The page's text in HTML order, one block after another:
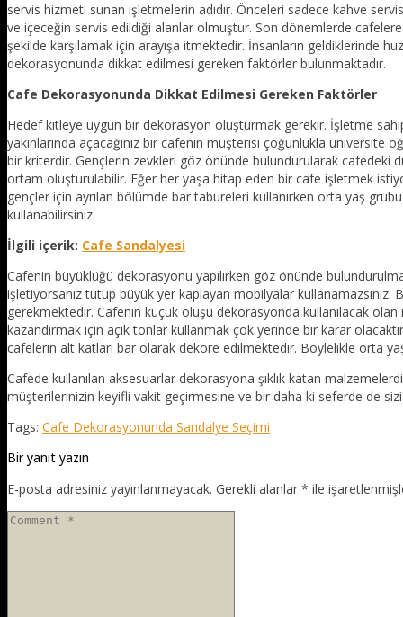
servis hizmeti sunan işletmelerin adıdır. Önceleri sadece kahve
ve içeceğin servis edildiği alanlar olmuştur. Son dönemlerde
şekilde karşılamak için arayışa itmektedir. İnsanların geldiklerinde
dekorasyonunda dikkat edilmesi gereken faktörler bulunmaktadır.
Cafe Dekorasyonunda Dikkat Edilmesi Gereken Faktörler
Hedef kitleye uygun bir dekorasyon oluşturmak gerekir. İşletme
yakınlarında açacağınız bir cafenin müşterisi çoğunlukla üniversite
bir kriterdir. Gençlerin zevkleri göz önünde bulundurularak cafedeki
ortam oluşturulabilir. Eğer her yaşa hitap eden bir cafe işletmek
gençler için ayrılan bölümde bar tabureleri kullanırken orta yaş
kullanabilirsiniz.
İlgili içerik: Cafe Sandalyesi
Cafenin büyüklüğü dekorasyonu yapılırken göz önünde
işletiyorsanız tutup büyük yer kaplayan mobilyalar
gerekmektedir. Cafenin küçük oluşu dekorasyonda kullanılacak
kazandırmak için açık tonlar kullanmak çok yerinde bir karar
cafelerin alt katları bar olarak dekore edilmektedir. Böylelikle orta
Cafede kullanılan aksesuarlar dekorasyona şıklık katan
müşterilerinizin keyifli vakit geçirmesine ve bir daha ki seferde de
Tags: Cafe Dekorasyonunda Sandalye Seçimi
Bir yanıt yazın
E-posta adresiniz yayınlanmayacak. Gerekli alanlar * ile